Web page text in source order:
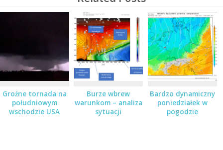
Groźne tornada na
południowym
wschodzie USA
Burze wbrew
warunkom – analiza
sytuacji
Bardzo dynamiczny
poniedziałek w
pogodzie